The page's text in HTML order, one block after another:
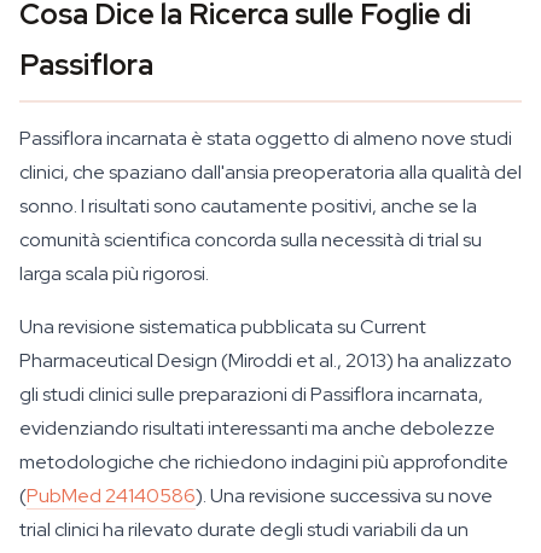
Cosa Dice la Ricerca sulle Foglie di
Passiflora
Passiflora incarnata è stata oggetto di almeno nove studi
clinici, che spaziano dall'ansia preoperatoria alla qualità del
sonno. I risultati sono cautamente positivi, anche se la
comunità scientifica concorda sulla necessità di trial su
larga scala più rigorosi.
Una revisione sistematica pubblicata suCurrent
Pharmaceutical Design(Miroddi et al., 2013) ha analizzato
gli studi clinici sulle preparazioni diPassiflora incarnata,
evidenziando risultati interessanti ma anche debolezze
metodologiche che richiedono indagini più approfondite
(PubMed 24140586). Una revisione successiva su nove
trial clinici ha rilevato durate degli studi variabili da un